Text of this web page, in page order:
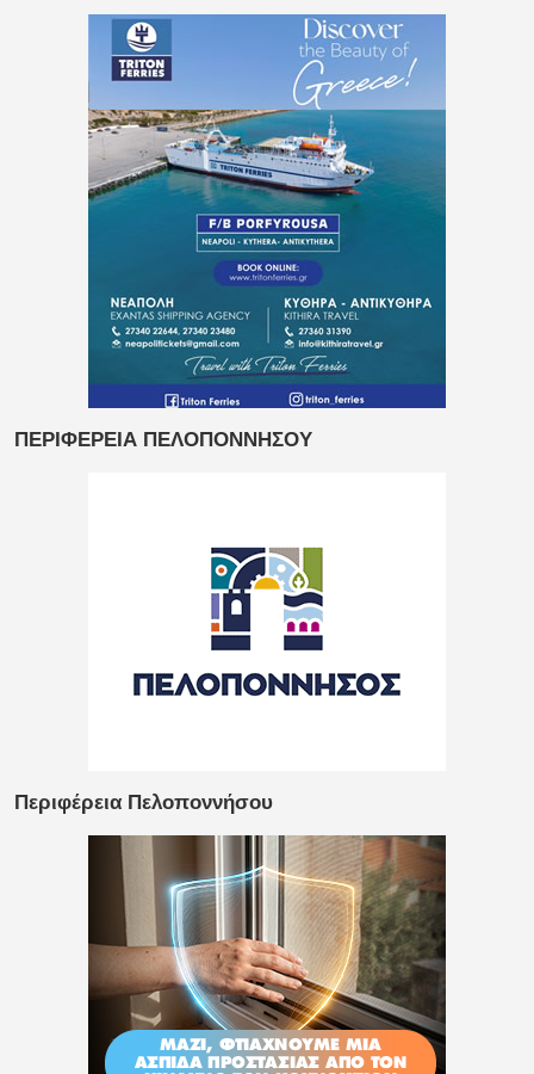
ΠΕΡΙΦΕΡΕΙΑ ΠΕΛΟΠΟΝΝΗΣΟΥ
Περιφέρεια Πελοποννήσου